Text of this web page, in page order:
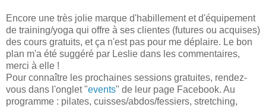
Encore une très jolie marque d'habillement et d'équipement
de training/yoga qui offre à ses clientes (futures ou acquises)
des cours gratuits, et ça n'est pas pour me déplaire. Le bon
plan m'a été suggéré par Leslie dans les commentaires,
merci à elle !
Pour connaître les prochaines sessions gratuites, rendez-
vous dans l'onglet "events" de leur page Facebook. Au
programme : pilates, cuisses/abdos/fessiers, stretching,